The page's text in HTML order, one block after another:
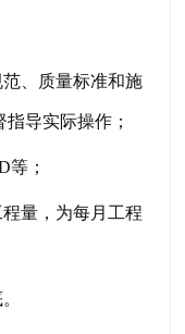
、质量标准和施
导实际操作；
等；
量，为每月工程